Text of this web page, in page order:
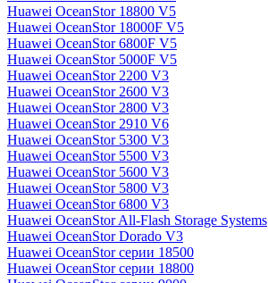
Huawei OceanStor 18800 V5
Huawei OceanStor 18000F V5
Huawei OceanStor 6800F V5
Huawei OceanStor 5000F V5
Huawei OceanStor 2200 V3
Huawei OceanStor 2600 V3
Huawei OceanStor 2800 V3
Huawei OceanStor 2910 V6
Huawei OceanStor 5300 V3
Huawei OceanStor 5500 V3
Huawei OceanStor 5600 V3
Huawei OceanStor 5800 V3
Huawei OceanStor 6800 V3
Huawei OceanStor All-Flash Storage Systems
Huawei OceanStor Dorado V3
Huawei OceanStor серии 18500
Huawei OceanStor серии 18800